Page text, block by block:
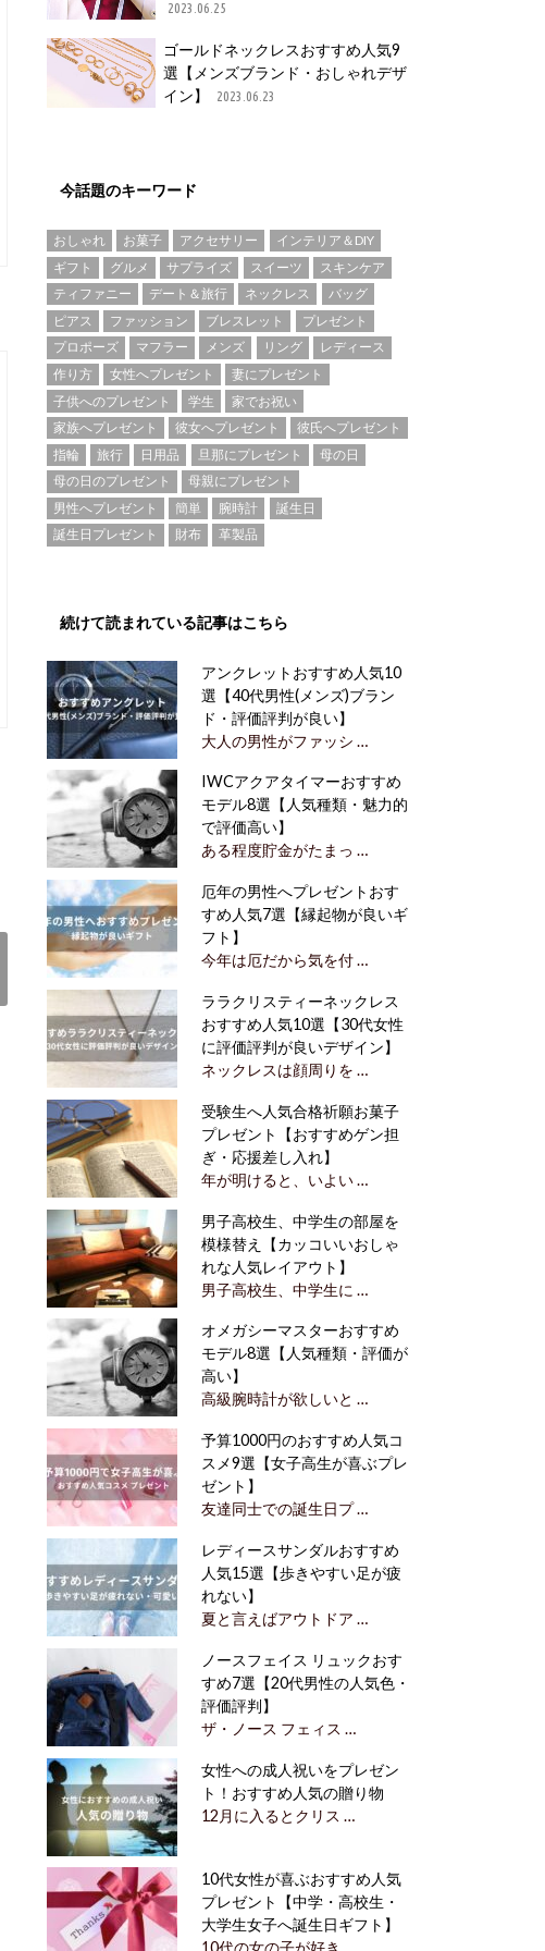
2023.06.25
ゴールドネックレスおすすめ人気9
選【メンズブランド・おしゃれデザ
イン】
2023.06.23
今話題のキーワード
おしゃれ お菓子 アクセサリー
インテリア＆DIY
ギフト
グルメ サプライズ スイーツ
スキンケア
ティファニー
デート＆旅行 ネックレス
バッグ
ピアス
ファッション ブレスレット
プレゼント
プロポーズ
マフラー メンズ リング
レディース
作り方
女性へプレゼント
妻にプレゼント
子供へのプレゼント
学生
家でお祝い
家族へプレゼント
彼女へプレゼント
彼氏へプレゼント
指輪
旅行 日用品 旦那にプレゼント
母の日
母の日のプレゼント
母親にプレゼント
男性へプレゼント
簡単 腕時計
誕生日
誕生日プレゼント
財布 革製品
続けて読まれている記事はこちら
アンクレットおすすめ人気10
選【40代男性(メンズ)ブラン
ド・評価評判が良い】
大人の男性がファッシ …
IWCアクアタイマーおすすめ
モデル8選【人気種類・魅力的
で評価高い】
ある程度貯金がたまっ …
厄年の男性へプレゼントおす
すめ人気7選【縁起物が良いギ
フト】
今年は厄だから気を付 …
ララクリスティーネックレス
おすすめ人気10選【30代女性
に評価評判が良いデザイン】
ネックレスは顔周りを …
受験生へ人気合格祈願お菓子
プレゼント【おすすめゲン担
ぎ・応援差し入れ】
年が明けると、いよい …
男子高校生、中学生の部屋を
模様替え【カッコいいおしゃ
れな人気レイアウト】
男子高校生、中学生に …
オメガシーマスターおすすめ
モデル8選【人気種類・評価が
高い】
高級腕時計が欲しいと …
予算1000円のおすすめ人気コ
スメ9選【女子高生が喜ぶプレ
ゼント】
友達同士での誕生日プ …
レディースサンダルおすすめ
人気15選【歩きやすい足が疲
れない】
夏と言えばアウトドア …
ノースフェイス リュックおす
すめ7選【20代男性の人気色・
評価評判】
ザ・ノース フェィス …
女性への成人祝いをプレゼン
ト！おすすめ人気の贈り物
12月に入るとクリス …
10代女性が喜ぶおすすめ人気
プレゼント【中学・高校生・
大学生女子へ誕生日ギフト】